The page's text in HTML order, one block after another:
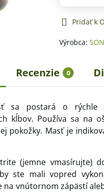
Pridať k
Výrobca:
Recenzie 0
sa postará o rýchle
kĺbov. Používa sa na
pokožky. Masť je
(jemne vmasírujte)
ste mali vopred
vnútornom zápästí